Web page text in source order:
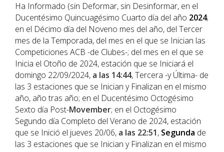
Ha Informado (sin Deformar, sin Desinformar, en el
Ducentésimo Quincuagésimo Cuarto día del año 2024;
en el Décimo día del Noveno mes del año, del Tercer
mes de la Temporada, del mes en el que se Inician las
Competiciones ACB -de Clubes-; del mes en el que se
Inicia el Otoño de 2024, estación que se Iniciará el
domingo 22/09/2024, a las 14:44, Tercera -y Última- de
las 3 estaciones que se Inician y Finalizan en el mismo
año, año tras año; en el Ducentésimo Octogésimo
Sexto día Post-Movember; en el Octogésimo
Segundo día Completo del Verano de 2024, estación
que se Inició el jueves 20/06, a las 22:51, Segunda de
las 3 estaciones que se Inician y Finalizan en el mismo